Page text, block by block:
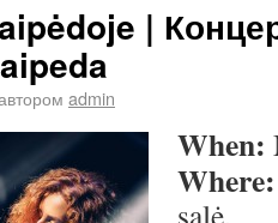
|
admin
When:
salė,